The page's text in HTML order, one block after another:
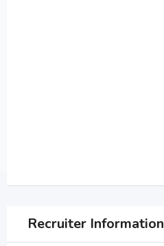
Recruiter Information